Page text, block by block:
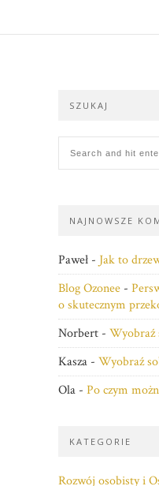
SZUKAJ
NAJNOWSZE
Paweł - Jak to
Blog Ozonee -
o skutecznym
Norbert - Wyobraź
Kasza - Wyobraź
Ola - Po czym
KATEGORIE
Rozwój osobisty i